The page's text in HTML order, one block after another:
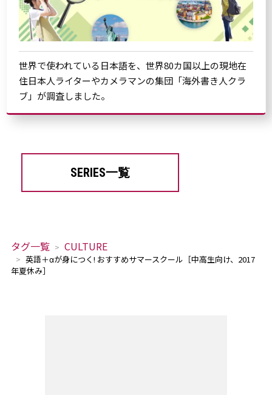
世界で使われている日本語を、世界80カ国以上の現地在
住日本人ライターやカメラマンの集団「海外書き人クラ
ブ」が調査しました。
SERIES一覧
タグ一覧 CULTURE
英語＋αが身につく! おすすめサマースクール［中高生向け、2017
年夏休み］